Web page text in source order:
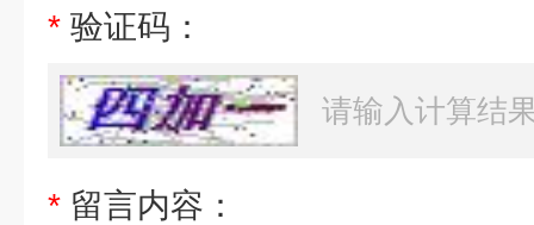
* 验证码：
* 留言内容：